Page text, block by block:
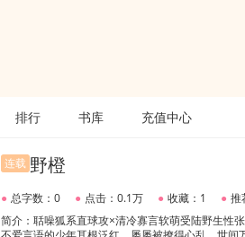
排行 书库 充值中心
连载 野橙
● 总字数：0 ● 点击：0.1万 ● 收藏：1 ● 推
简介：聒噪狐系直球攻×清冷寡言软萌受陆野生性